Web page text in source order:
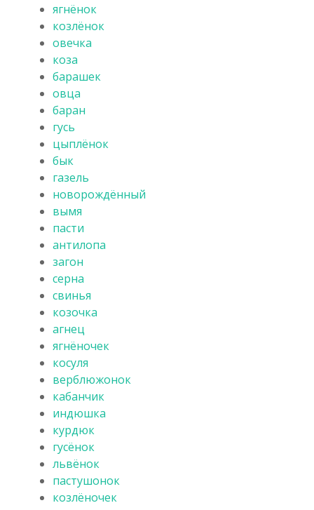
ягнёнок
козлёнок
овечка
коза
барашек
овца
баран
гусь
цыплёнок
бык
газель
новорождённый
вымя
пасти
антилопа
загон
серна
свинья
козочка
агнец
ягнёночек
косуля
верблюжонок
кабанчик
индюшка
курдюк
гусёнок
львёнок
пастушонок
козлёночек